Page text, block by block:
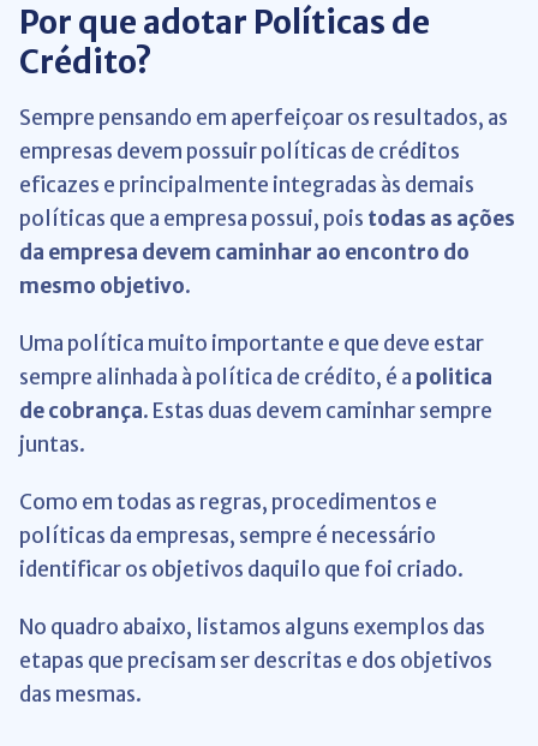
Por que adotar Políticas de
Crédito?
Sempre pensando em aperfeiçoar os resultados, as
empresas devem possuir políticas de créditos
eficazes e principalmente integradas às demais
políticas que a empresa possui, pois todas as ações
da empresa devem caminhar ao encontro do
mesmo objetivo.
Uma política muito importante e que deve estar
sempre alinhada à política de crédito, é a politica
de cobrança. Estas duas devem caminhar sempre
juntas.
Como em todas as regras, procedimentos e
políticas da empresas, sempre é necessário
identificar os objetivos daquilo que foi criado.
No quadro abaixo, listamos alguns exemplos das
etapas que precisam ser descritas e dos objetivos
das mesmas.